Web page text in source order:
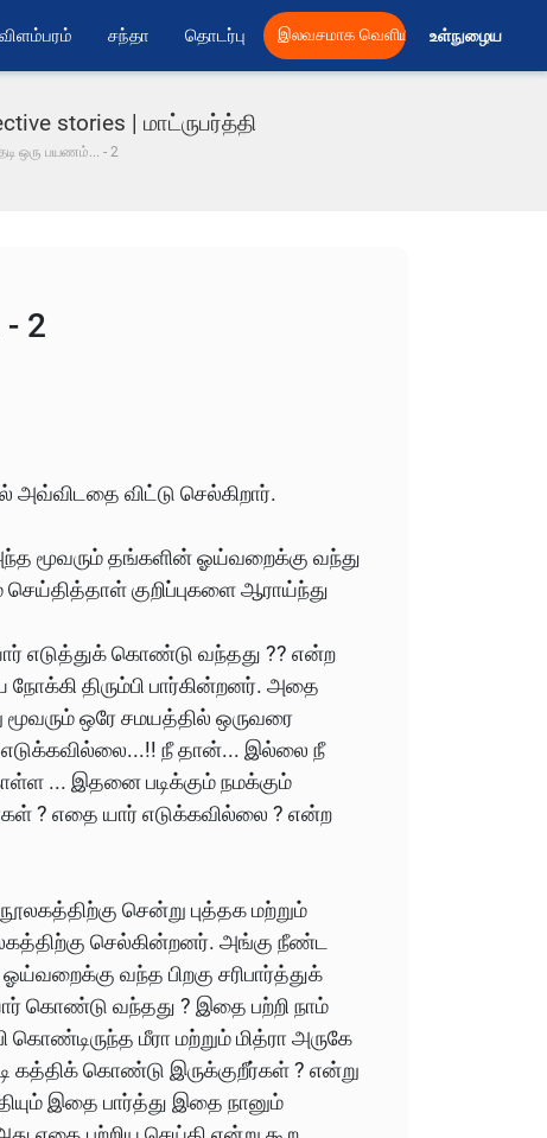
விளம்பரம் சந்தா தொடர்பு இலவசமாக வெளியிட உள்நுழைய
stories | மாட்ருபர்த்தி
ஒரு பயணம்... - 2
2
அவ்விடதை விட்டு செல்கிறார்.
மூவரும் தங்களின் ஓய்வறைக்கு வந்து
செய்தித்தாள் குறிப்புகளை ஆராய்ந்து
எடுத்துக் கொண்டு வந்தது ?? என்ற
திரும்பி பார்கின்றனர். அதை
ஒரே சமயத்தில் ஒருவரை
நீ தான்... இல்லை நீ
... இதனை படிக்கும் நமக்கும்
? எதை யார் எடுக்கவில்லை ? என்ற
சென்று புத்தக மற்றும்
செல்கின்றனர். அங்கு நீண்ட
ஓய்வறைக்கு வந்த பிறகு சரிபார்த்துக்
கொண்டு வந்தது ? இதை பற்றி நாம்
கொண்டிருந்த மீரா மற்றும் மித்ரா அருகே
கத்திக் கொண்டு இருக்குறீர்கள் ? என்று
இதை பார்த்து இதை நானும்